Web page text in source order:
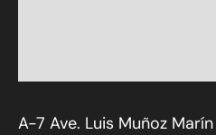
A-7 Ave. Luis Muñoz